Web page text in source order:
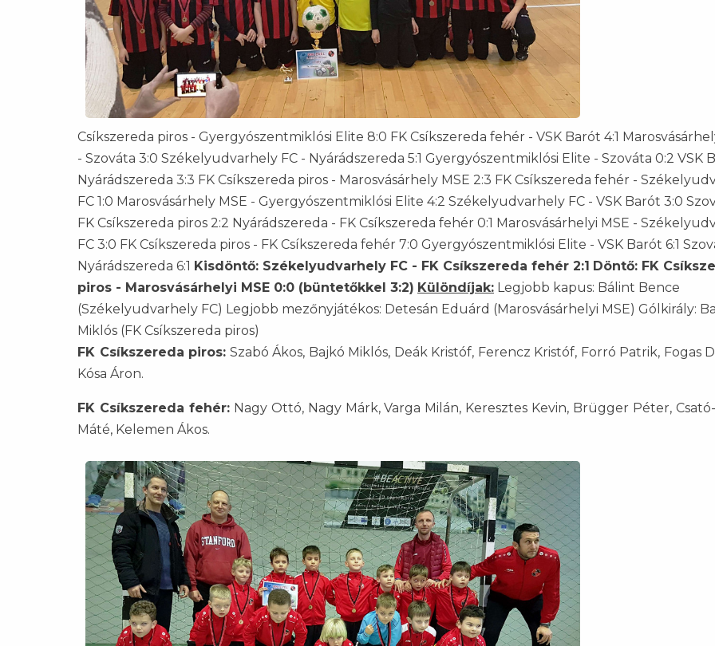
Csíkszereda piros - Gyergyószentmiklósi Elite 8:0 FK Csíkszereda fehér - VSK Barót 4:1
- Szováta 3:0 Székelyudvarhely FC - Nyárádszereda 5:1 Gyergyószentmiklósi Elite - Szováta 0:2 VSK
Nyárádszereda 3:3 FK Csíkszereda piros - Marosvásárhely MSE 2:3 FK Csíkszereda fehér -
FC 1:0 Marosvásárhely MSE - Gyergyószentmiklósi Elite 4:2 Székelyudvarhely FC - VSK Barót 3:0
FK Csíkszereda piros 2:2 Nyárádszereda - FK Csíkszereda fehér 0:1 Marosvásárhelyi MSE -
FC 3:0 FK Csíkszereda piros - FK Csíkszereda fehér 7:0 Gyergyószentmiklósi Elite - VSK Barót 6:1
Nyárádszereda 6:1 Kisdöntő: Székelyudvarhely FC - FK Csíkszereda fehér 2:1 Döntő: FK
piros - Marosvásárhelyi MSE 0:0 (büntetőkkel 3:2) Különdíjak: Legjobb kapus: Bálint Bence
(Székelyudvarhely FC) Legjobb mezőnyjátékos: Detesán Eduárd (Marosvásárhelyi MSE) Gólkirály:
Miklós (FK Csíkszereda piros)
FK Csíkszereda piros: Szabó Ákos, Bajkó Miklós, Deák Kristóf, Ferencz Kristóf, Forró Patrik, Fogas
Kósa Áron.
FK Csíkszereda fehér:Nagy Ottó, Nagy Márk, Varga Milán, Keresztes Kevin, Brügger Péter,
Máté, Kelemen Ákos.